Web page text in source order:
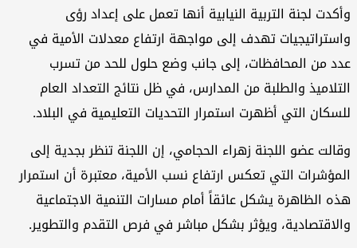
لجنة التربية النيابية أنها تعمل على إعداد رؤى
تهدف إلى مواجهة ارتفاع معدلات الأمية في
من المحافظات، إلى جانب وضع حلول للحد من تسرب
والطلبة من المدارس، في ظل نتائج التعداد العام
التي أظهرت استمرار التحديات التعليمية في البلاد.
عضو اللجنة زهراء الحجامي، إن اللجنة تنظر بجدية إلى
التي تعكس ارتفاع نسب الأمية، معتبرة أن استمرار
الظاهرة يشكل عائقاً أمام مسارات التنمية الاجتماعية
ويؤثر بشكل مباشر في فرص التقدم والتطوير.